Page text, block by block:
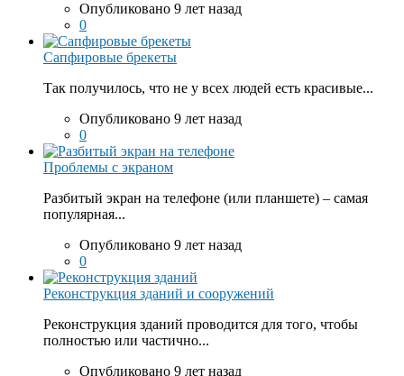
Опубликовано 9 лет назад
0
Сапфировые брекеты
Так получилось, что не у всех людей есть красивые...
Опубликовано 9 лет назад
0
Проблемы с экраном
Разбитый экран на телефоне (или планшете) – самая
популярная...
Опубликовано 9 лет назад
0
Реконструкция зданий и сооружений
Реконструкция зданий проводится для того, чтобы
полностью или частично...
Опубликовано 9 лет назад